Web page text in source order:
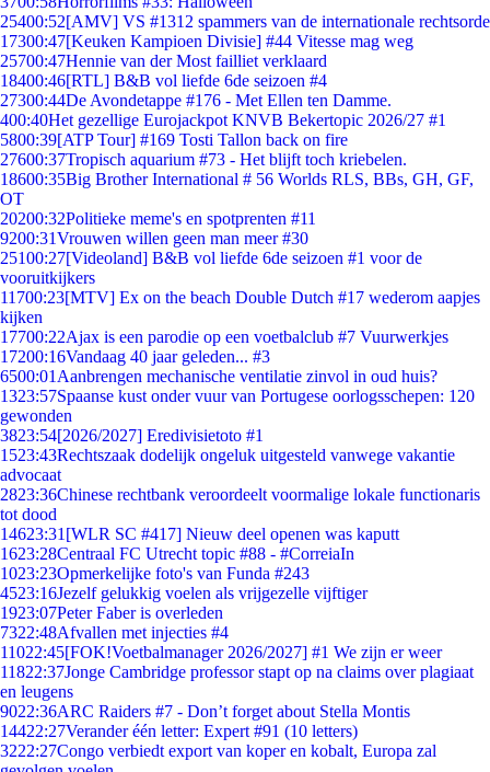
25400:52[AMV] VS #1312 spammers van de internationale rechtsorde
17300:47[Keuken Kampioen Divisie] #44 Vitesse mag weg
25700:47Hennie van der Most failliet verklaard
18400:46[RTL] B&B vol liefde 6de seizoen #4
27300:44De Avondetappe #176 - Met Ellen ten Damme.
400:40Het gezellige Eurojackpot KNVB Bekertopic 2026/27 #1
5800:39[ATP Tour] #169 Tosti Tallon back on fire
27600:37Tropisch aquarium #73 - Het blijft toch kriebelen.
18600:35Big Brother International # 56 Worlds RLS, BBs, GH, GF,
OT
20200:32Politieke meme's en spotprenten #11
9200:31Vrouwen willen geen man meer #30
25100:27[Videoland] B&B vol liefde 6de seizoen #1 voor de
vooruitkijkers
11700:23[MTV] Ex on the beach Double Dutch #17 wederom aapjes
kijken
17700:22Ajax is een parodie op een voetbalclub #7 Vuurwerkjes
17200:16Vandaag 40 jaar geleden... #3
6500:01 Aanbrengen mechanische ventilatie zinvol in oud huis?
1323:57Spaanse kust onder vuur van Portugese oorlogsschepen: 120
gewonden
3823:54[2026/2027] Eredivisietoto #1
1523:43Rechtszaak dodelijk ongeluk uitgesteld vanwege vakantie
advocaat
2823:36Chinese rechtbank veroordeelt voormalige lokale functionaris
tot dood
14623:31 [WLR SC #417] Nieuw deel openen was kaputt
1623:28Centraal FC Utrecht topic #88 - #CorreiaIn
1023:23Opmerkelijke foto's van Funda #243
4523:16Jezelf gelukkig voelen als vrijgezelle vijftiger
1923:07Peter Faber is overleden
7322:48Afvallen met injecties #4
11022:45[FOK!Voetbalmanager 2026/2027] #1 We zijn er weer
11822:37Jonge Cambridge professor stapt op na claims over plagiaat
en leugens
9022:36ARC Raiders #7 - Don’t forget about Stella Montis
14422:27Verander één letter: Expert #91 (10 letters)
3222:27Congo verbiedt export van koper en kobalt, Europa zal